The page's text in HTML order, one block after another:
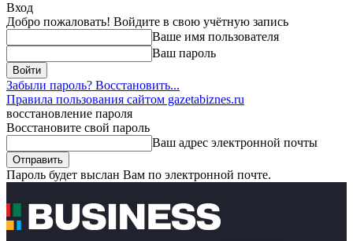
Вход
Добро пожаловать! Войдите в свою учётную запись
Ваше имя пользователя
Ваш пароль
Забыли пароль? Восстановить...
Правила пользования сайтом gazetabiznes.ru
восстановление пароля
Восстановите свой пароль
Ваш адрес электронной почты
Пароль будет выслан Вам по электронной почте.